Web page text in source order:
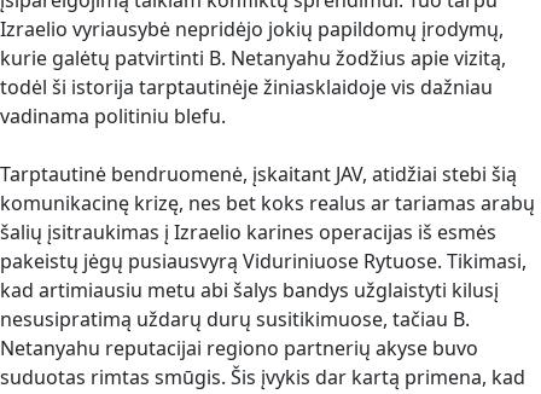
Izraelio vyriausybė nepridėjo jokių papildomų įrodymų,
kurie galėtų patvirtinti B. Netanyahu žodžius apie vizitą,
todėl ši istorija tarptautinėje žiniasklaidoje vis dažniau
vadinama politiniu blefu.
Tarptautinė bendruomenė, įskaitant JAV, atidžiai stebi šią
komunikacinę krizę, nes bet koks realus ar tariamas arabų
šalių įsitraukimas į Izraelio karines operacijas iš esmės
pakeistų jėgų pusiausvyrą Viduriniuose Rytuose. Tikimasi,
kad artimiausiu metu abi šalys bandys užglaistyti kilusį
nesusipratimą uždarų durų susitikimuose, tačiau B.
Netanyahu reputacijai regiono partnerių akyse buvo
suduotas rimtas smūgis. Šis įvykis dar kartą primena, kad